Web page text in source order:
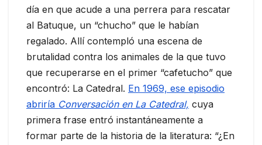
día en que acude a una perrera para rescatar
al Batuque, un “chucho” que le habían
regalado. Allí contempló una escena de
brutalidad contra los animales de la que tuvo
que recuperarse en el primer “cafetucho” que
encontró: La Catedral. En 1969, ese episodio
abriría Conversación en La Catedral, cuya
primera frase entró instantáneamente a
formar parte de la historia de la literatura: “¿En